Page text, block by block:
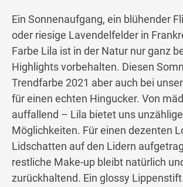
Ein Sonnenaufgang, ein blühender
oder riesige Lavendelfelder in
Farbe Lila ist in der Natur nur ganz
Highlights vorbehalten. Diesen
Trendfarbe 2021 aber auch bei
für einen echten Hingucker. Von
auffallend – Lila bietet uns unzählige
Möglichkeiten. Für einen dezenten
Lidschatten auf den Lidern
restliche Make-up bleibt natürlich
zurückhaltend. Ein glossy